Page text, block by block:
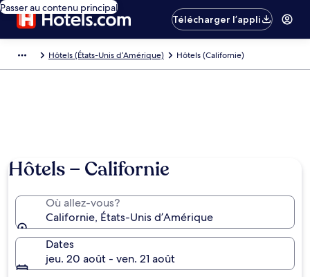
Passer au contenu principal
Télécharger l’appli
Hôtels (États-Unis d’Amérique) Hôtels (Californie)
Hôtels − Californie
Où allez-vous?
Californie, États-Unis d’Amérique
Dates
jeu. 20 août - ven. 21 août